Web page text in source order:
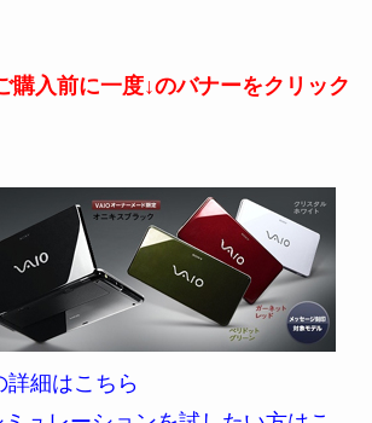
入前に一度↓のバナーをクリック
詳細はこちら